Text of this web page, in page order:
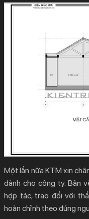
Một lần nữa KTM xin
dành cho công ty. Bản
hợp tác, trao đổi với
hoàn chỉnh theo đúng